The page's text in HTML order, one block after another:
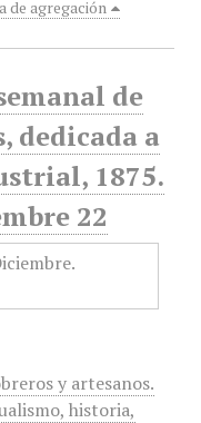
de agregación
de
dedicada a
1875.
22
y artesanos.
historia,